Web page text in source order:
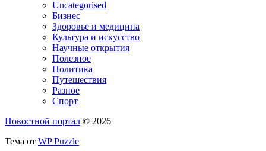
Uncategorised
Бизнес
Здоровье и медицина
Культура и искусство
Научные открытия
Полезное
Политика
Путешествия
Разное
Спорт
Новостной портал © 2026
Тема от WP Puzzle